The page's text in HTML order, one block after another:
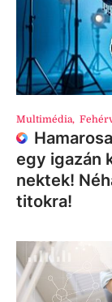
Multimédia,
egy igazán
nektek!
titokra!